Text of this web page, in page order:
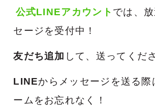
公式LINEアカウント では、
セージを受付中！
友だち追加 して、送ってくだ
LINEからメッセージを送る際
ームをお忘れなく！